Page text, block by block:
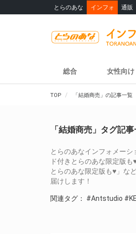
とらのあな インフォ 通販
総合 女性向け
TOP 「結婚商売」の記事一覧
「結婚商売」タグ記
とらのあなインフォメー
ド付きとらのあな限定版
とらのあな限定版も♥」な
届けします！
関連タグ： #Antstudio